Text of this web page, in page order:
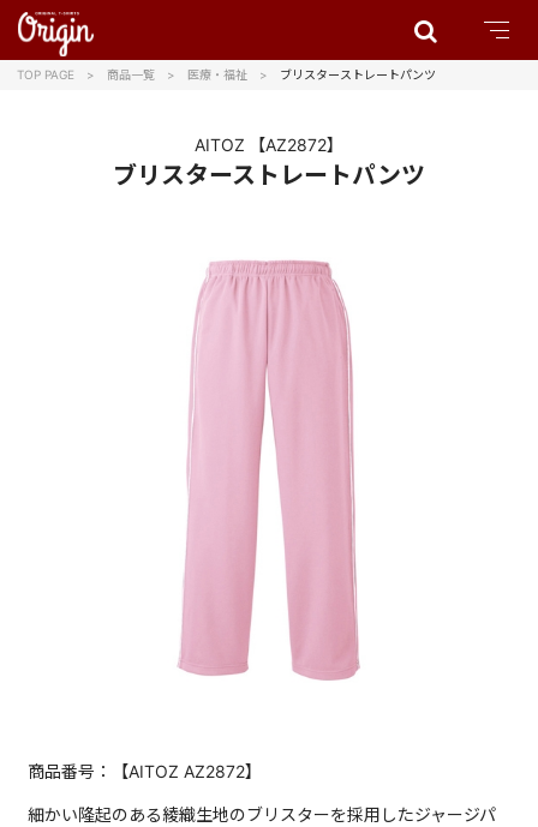
TOP PAGE 商品一覧 医療・福祉 ブリスターストレートパンツ
AITOZ 【AZ2872】
ブリスターストレートパンツ
商品番号：【AITOZ AZ2872】
細かい隆起のある綾織生地のブリスターを採用したジャージパ